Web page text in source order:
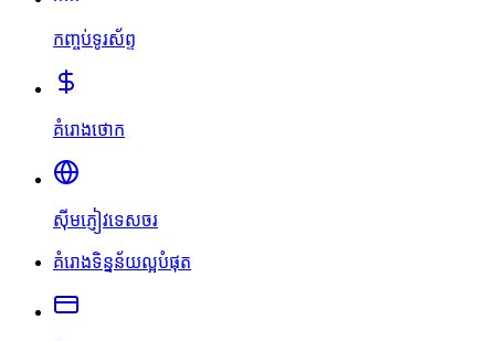
កញ្ចប់ទូរស័ព្ទ
គំរោងថោក
ស៊ីមភ្ញៀវទេសចរ
គំរោងទិន្នន័យល្អបំផុត